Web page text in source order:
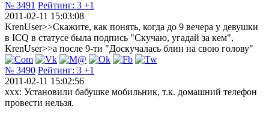
№ 3491 Рейтинг: 3 +1
2011-02-11 15:03:08
KrenUser>>Скажите, как понять, когда до 9 вечера у девушки
в ICQ в статусе была подпись "Скучаю, угадай за кем",
KrenUser>>а после 9-ти "Доскучалась блин на свою голову"
№ 3490 Рейтинг: 3 +1
2011-02-11 15:02:56
ххх: Установили бабушке мобильник, т.к. домашний телефон
провести нельзя.